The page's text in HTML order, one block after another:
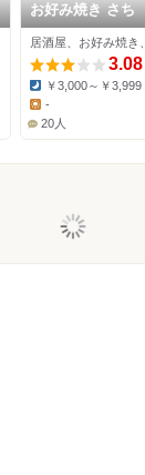
お好み焼き さち
3.08
Dinner:
￥3,000～￥3,999
Lunch:
-
20人